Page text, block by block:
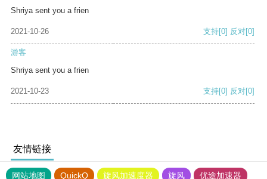
Shriya sent you a frien
2021-10-26 支持[0] 反对[0]
游客
Shriya sent you a frien
2021-10-23 支持[0] 反对[0]
友情链接
网站地图 QuickQ 旋风加速度器 旋风 优途加速器